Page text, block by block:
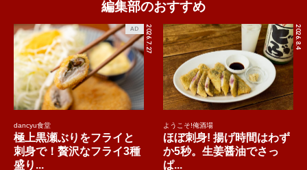
編集部のおすすめ
2026.7.27
AD
dancyu食堂
極上黒瀬ぶりをフライと
刺身で！贅沢なフライ3種
盛り...
2026.8.4
ようこそ!俺酒場
ほぼ刺身! 揚げ時間はわず
か5秒。生姜醤油でさっ
ぱ...